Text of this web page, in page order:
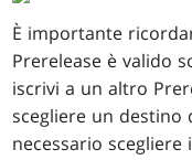
È importante
Prerelease è valido
iscrivi a un altro
scegliere un destino
necessario